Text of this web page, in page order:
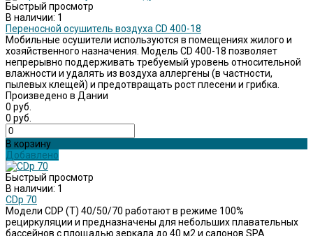
Быстрый просмотр
В наличии: 1
Переносной осушитель воздуха CD 400-18
Мобильные осушители используются в помещениях жилого и
хозяйственного назначения. Модель CD 400-18 позволяет
непрерывно поддерживать требуемый уровень относительной
влажности и удалять из воздуха аллергены (в частности,
пылевых клещей) и предотвращать рост плесени и грибка.
Произведено в Дании
0 руб.
0 руб.
В корзину
Добавлено
Быстрый просмотр
В наличии: 1
CDp 70
Модели CDP (Т) 40/50/70 работают в режиме 100%
рециркуляции и предназначены для небольших плавательных
бассейнов c площадью зеркала до 40 м2 и салонов SPA